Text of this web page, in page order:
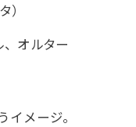
）
オルター
メージ。